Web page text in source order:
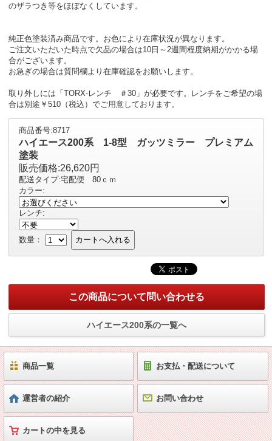
のザラつき等をほぼなくしています。
純正色塗装済み商品です。お色により在庫状況が異なります。
ご注文いただいた時点で欠品の場合は10日～2週間程度納期がかかる場
合がございます。
お急ぎの場合は質問欄より在庫確認をお願いします。
取り外しには「TORX-レンチ ＃30」が必要です。レンチをご希望の場
合は別途￥510（税込）でご用意しております。
商品番号:8717
ハイエース200系 1-8型 ガッツミラー プレミアム
塗装
販売価格:26,620円
配送タイプ:宅配便 80ｃｍ
カラー:
レンチ:
数量： カートへ入れる
この商品について問い合わせる
ハイエース200系の一覧へ
商品一覧 お支払・配送について
運営者の紹介 お問い合わせ
カートの中を見る